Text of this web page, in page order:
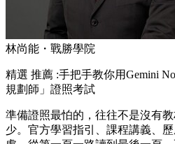
林尚能・戰勝學院
精選 推薦 :手把手教你用Gemini
規劃師」證照考試
準備證照最怕的，往往不是沒有
少。官方學習指引、課程講義、